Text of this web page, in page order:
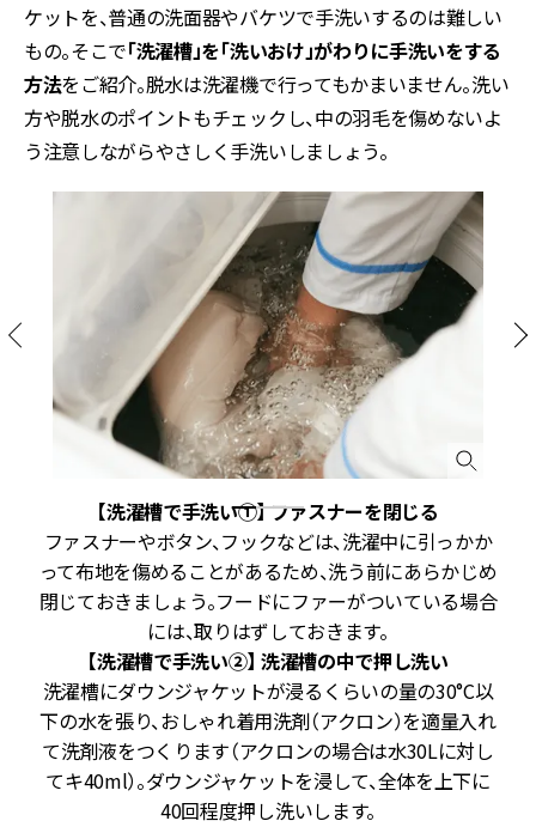
ケットを、普通の洗面器やバケツで手洗いするのは難しい
もの。そこで「洗濯槽」を「洗いおけ」がわりに手洗いをする
方法をご紹介。脱水は洗濯機で行ってもかまいません。洗い
方や脱水のポイントもチェックし、中の羽毛を傷めないよ
う注意しながらやさしく手洗いしましょう。
【洗濯槽で手洗い①】 ファスナーを閉じる
ファスナーやボタン、フックなどは、洗濯中に引っかか
って布地を傷めることがあるため、洗う前にあらかじめ
閉じておきましょう。フードにファーがついている場合
には、取りはずしておきます。
【洗濯槽で手洗い②】 洗濯槽の中で押し洗い
洗濯槽にダウンジャケットが浸るくらいの量の30°C以
下の水を張り、おしゃれ着用洗剤（アクロン）を適量入れ
て洗剤液をつくります（アクロンの場合は水30Lに対し
てキ40ml）。ダウンジャケットを浸して、全体を上下に
40回程度押し洗いします。